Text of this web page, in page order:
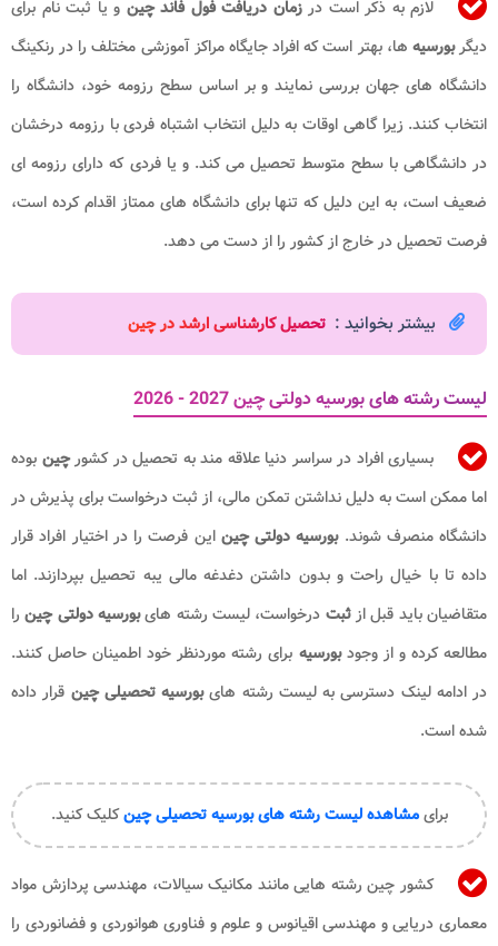
لازم به ذکر است درزمان دریافت فول فاند چین و یا ثبت نام برای
دیگربورسیه ها، بهتر است که افراد جایگاه مراکز آموزشی مختلف را در رنکینگ
دانشگاه های جهان بررسی نمایند و بر اساس سطح رزومه خود، دانشگاه را
انتخاب کنند. زیرا گاهی اوقات به دلیل انتخاب اشتباه فردی با رزومه درخشان
در دانشگاهی با سطح متوسط تحصیل می کند. و یا فردی که دارای رزومه ای
ضعیف است، به این دلیل که تنها برای دانشگاه های ممتاز اقدام کرده است،
فرصت تحصیل در خارج از کشور را از دست می دهد.
بیشتر بخوانید : تحصیل کارشناسی ارشد در چین
لیست رشته های بورسیه دولتی چین 2027 - 2026
بسیاری افراد در سراسر دنیا علاقه مند به تحصیل در کشورچین بوده
اما ممکن است به دلیل نداشتن تمکن مالی، از ثبت درخواست برای پذیرش در
دانشگاه منصرف شوند.بورسیه دولتی چین این فرصت را در اختیار افراد قرار
داده تا با خیال راحت و بدون داشتن دغدغه مالی یبه تحصیل بپردازند. اما
متقاضیان باید قبل ازثبت درخواست، لیست رشته هایبورسیه دولتی چینرا
مطالعه کرده و از وجودبورسیه برای رشته موردنظر خود اطمینان حاصل کنند.
در ادامه لینک دسترسی به لیست رشته هایبورسیه تحصیلی چین قرار داده
شده است.
برایمشاهده لیست رشته های بورسیه تحصیلی چینکلیک کنید.
کشور چین رشته هایی مانند مکانیک سیالات، مهندسی پردازش مواد
معماری دریایی و مهندسی اقیانوس و علوم و فناوری هوانوردی و فضانوردی را